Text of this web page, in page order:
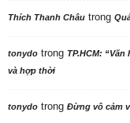
Thích Thanh Châu trong
tonydo trong TP.HCM:
và hợp thời
tonydo trong Đừng vô cảm